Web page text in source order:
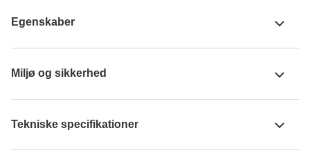
Egenskaber
Miljø og sikkerhed
Tekniske specifikationer